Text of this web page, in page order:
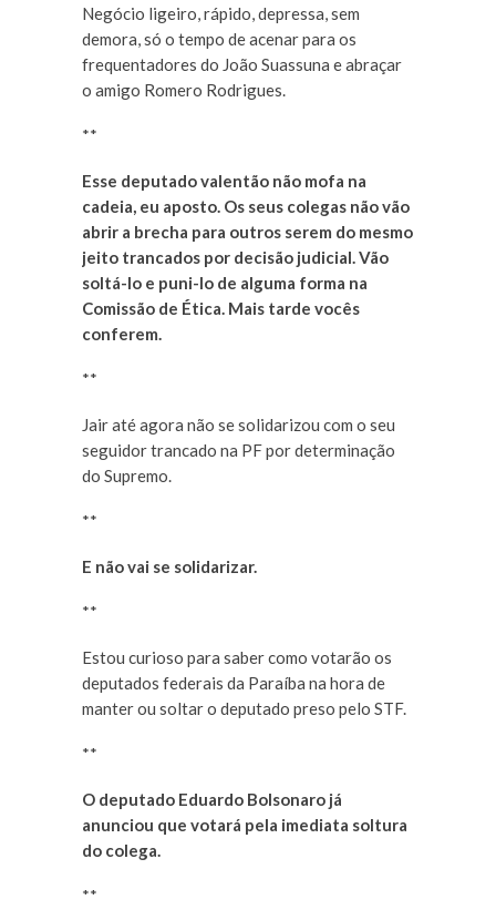
Negócio ligeiro, rápido, depressa, sem
demora, só o tempo de acenar para os
frequentadores do João Suassuna e abraçar
o amigo Romero Rodrigues.
**
Esse deputado valentão não mofa na
cadeia, eu aposto. Os seus colegas não vão
abrir a brecha para outros serem do mesmo
jeito trancados por decisão judicial. Vão
soltá-lo e puni-lo de alguma forma na
Comissão de Ética. Mais tarde vocês
conferem.
**
Jair até agora não se solidarizou com o seu
seguidor trancado na PF por determinação
do Supremo.
**
E não vai se solidarizar.
**
Estou curioso para saber como votarão os
deputados federais da Paraíba na hora de
manter ou soltar o deputado preso pelo STF.
**
O deputado Eduardo Bolsonaro já
anunciou que votará pela imediata soltura
do colega.
**